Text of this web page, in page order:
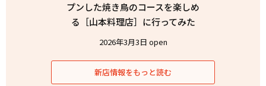
プンした焼き鳥のコースを楽しめ
る［山本料理店］に行ってみた
2026年3月3日 open
新店情報をもっと読む